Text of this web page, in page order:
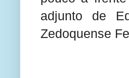
adjunto de
Zedoquense